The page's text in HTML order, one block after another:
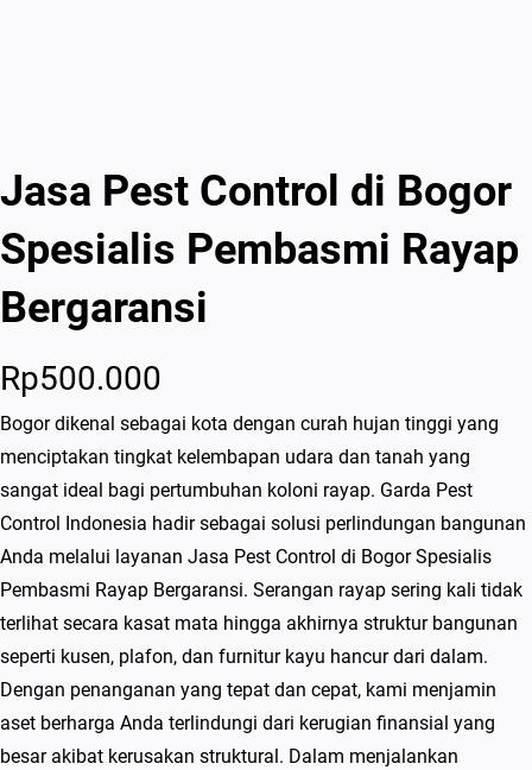
Jasa Pest Control di Bogor
Spesialis Pembasmi Rayap
Bergaransi
Rp500.000
Bogor dikenal sebagai kota dengan curah hujan tinggi yang
menciptakan tingkat kelembapan udara dan tanah yang
sangat ideal bagi pertumbuhan koloni rayap. Garda Pest
Control Indonesia hadir sebagai solusi perlindungan bangunan
Anda melalui layanan Jasa Pest Control di Bogor Spesialis
Pembasmi Rayap Bergaransi. Serangan rayap sering kali tidak
terlihat secara kasat mata hingga akhirnya struktur bangunan
seperti kusen, plafon, dan furnitur kayu hancur dari dalam.
Dengan penanganan yang tepat dan cepat, kami menjamin
aset berharga Anda terlindungi dari kerugian finansial yang
besar akibat kerusakan struktural. Dalam menjalankan